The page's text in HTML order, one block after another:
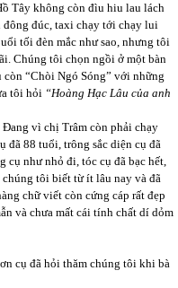
không còn đìu hiu lau lách
đông đúc, taxi chạy tới chạy lui
tối đèn mắc như sao, nhưng tôi
Chúng tôi chọn ngồi ở một bàn
còn “Chòi Ngó Sóng” với những
tôi hỏi “Hoàng Hạc Lâu của anh
vì chị Trâm còn phải chạy
đã 88 tuổi, trông sắc diện cụ đã
cụ như nhỏ đi, tóc cụ đã bạc hết,
tôi biết từ ít lâu nay và đã
chữ viết còn cứng cáp rất đẹp
và chưa mất cái tính chất dí dỏm
cụ đã hỏi thăm chúng tôi khi bà